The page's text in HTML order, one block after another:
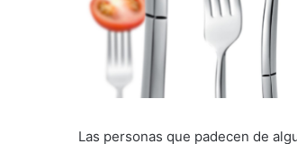
Las personas que padecen de